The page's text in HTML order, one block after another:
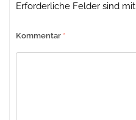
Erforderliche Felder sind mit
Kommentar *